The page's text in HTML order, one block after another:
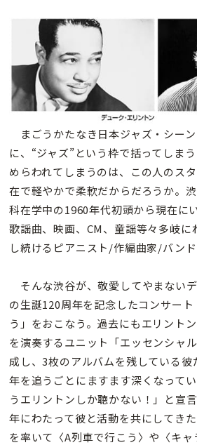
まごうかたなき日本ジャズ・シー
に、“ジャズ”という枠で括ってしま
めらわれてしまうのは、この人のス
在で軽やかで柔軟だからだろうか。
科在学中の1960年代初頭から現在に
歌謡曲、映画、CM、童謡等々多岐に
し続けるピアニスト/作編曲家/バンド
そんな渋谷が、敬愛してやまない
の生誕120周年を記念したコンサー
う」をおこなう。過去にもエリント
を演奏するユニット「エッセンシャ
成し、3枚のアルバムを残している
年を追うごとにますます深くなって
うエリントンしか聴かない！」と宣
年にわたって彼と活動を共にしてき
を率いて〈A列車で行こう〉や〈キ